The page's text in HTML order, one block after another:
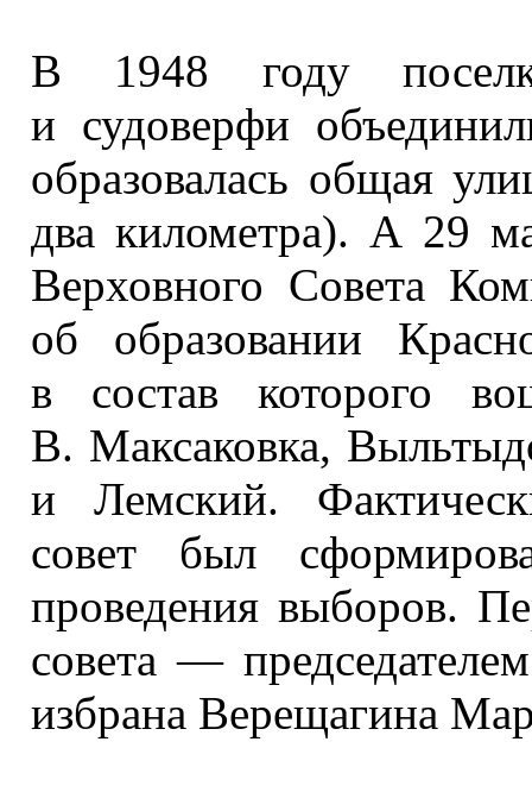
В 1948 году
и судоверфи
образовалась общая
два километра). А 29
Верховного Совета
об образовании
в состав которого
В. Максаковка,
и Лемский.
совет был
проведения выборов.
совета —
избрана Верещагина